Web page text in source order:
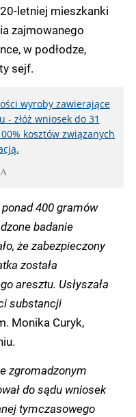
letniej mieszkanki
zajmowanego
w podłodze,
sejf.
wyroby zawierające
- złóż wniosek do 31
kosztów związanych
400 gramów
badanie
że zabezpieczony
została
aresztu. Usłyszała
substancji
Monika Curyk,
zgromadzonym
do sądu wniosek
tymczasowego